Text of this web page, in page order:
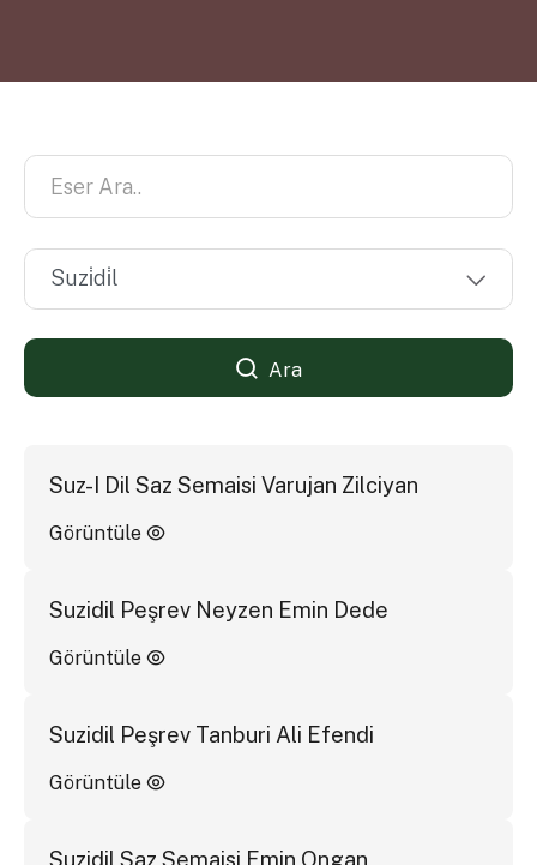
Ara
Suz-I Dil Saz Semaisi Varujan Zilciyan
Görüntüle
Suzidil Peşrev Neyzen Emin Dede
Görüntüle
Suzidil Peşrev Tanburi Ali Efendi
Görüntüle
Suzidil Saz Semaisi Emin Ongan